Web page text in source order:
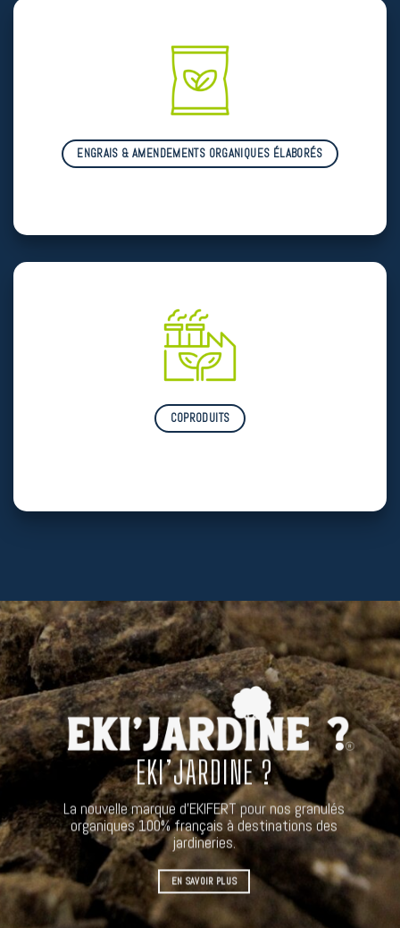
ENGRAIS & AMENDEMENTS ORGANIQUES ÉLABORÉS
COPRODUITS
EKI’JARDINE ?
La nouvelle marque d’EKIFERT pour nos granulés
organiques 100% français à destinations des
jardineries.
EN SAVOIR PLUS